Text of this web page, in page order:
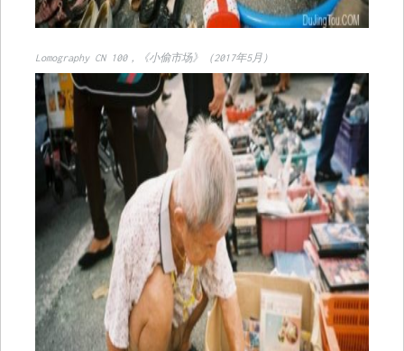
Lomography CN 100，《小偷市场》（2017年5月）